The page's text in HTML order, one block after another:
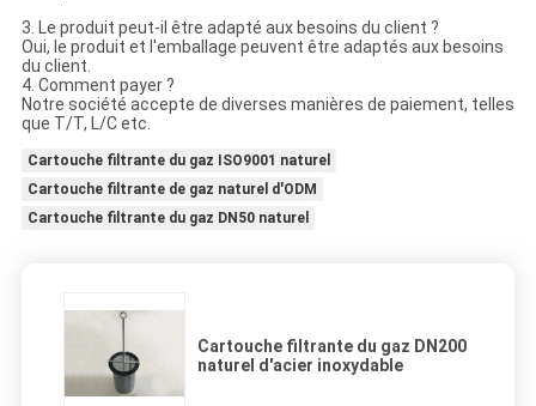
3. Le produit peut-il être adapté aux besoins du client ?
Oui, le produit et l'emballage peuvent être adaptés aux besoins
du client.
4. Comment payer ?
Notre société accepte de diverses manières de paiement, telles
que T/T, L/C etc.
Cartouche filtrante du gaz ISO9001 naturel
Cartouche filtrante de gaz naturel d'ODM
Cartouche filtrante du gaz DN50 naturel
Cartouche filtrante du gaz DN200
naturel d'acier inoxydable